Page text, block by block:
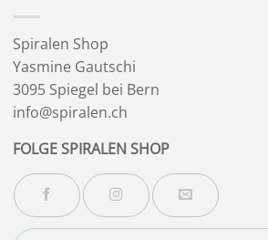
Spiralen Shop
Yasmine Gautschi
3095 Spiegel bei Bern
info@spiralen.ch
FOLGE SPIRALEN SHOP